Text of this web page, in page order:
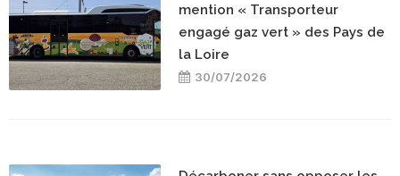
mention « Transporteur
engagé gaz vert » des Pays de
la Loire
30/07/2026